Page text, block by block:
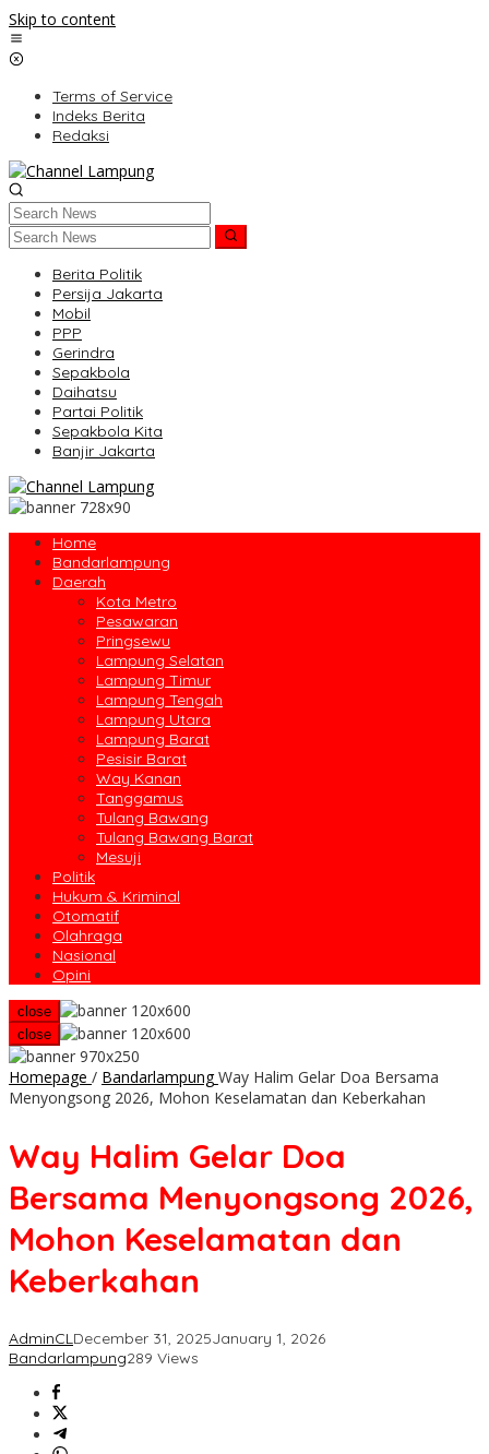
Skip to content
Terms of Service
Indeks Berita
Redaksi
Berita Politik
Persija Jakarta
Mobil
PPP
Gerindra
Sepakbola
Daihatsu
Partai Politik
Sepakbola Kita
Banjir Jakarta
Home
Bandarlampung
Daerah
Kota Metro
Pesawaran
Pringsewu
Lampung Selatan
Lampung Timur
Lampung Tengah
Lampung Utara
Lampung Barat
Pesisir Barat
Way Kanan
Tanggamus
Tulang Bawang
Tulang Bawang Barat
Mesuji
Politik
Hukum & Kriminal
Otomatif
Olahraga
Nasional
Opini
close
close
Homepage / Bandarlampung Way Halim Gelar Doa Bersama
Menyongsong 2026, Mohon Keselamatan dan Keberkahan
Way Halim Gelar Doa
Bersama Menyongsong 2026,
Mohon Keselamatan dan
Keberkahan
AdminCLDecember 31, 2025January 1, 2026
Bandarlampung289 Views